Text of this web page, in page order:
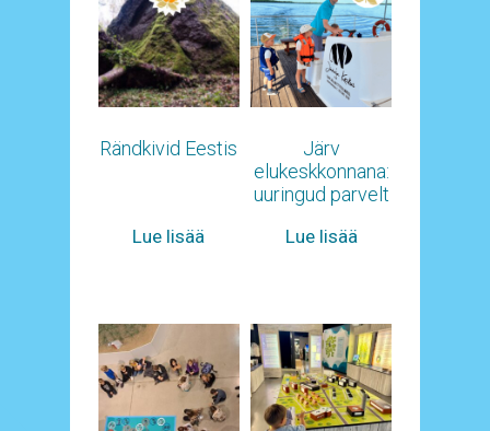
Rändkivid Eestis
Lue lisää
Järv
elukeskkonnana:
uuringud parvelt
Lue lisää